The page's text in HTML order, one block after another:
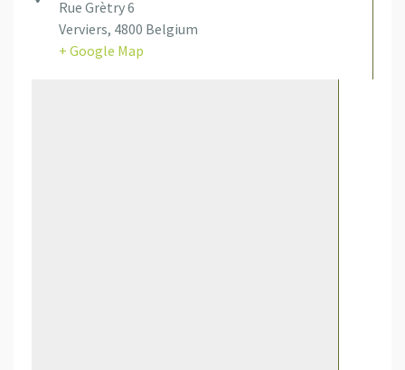
Rue Grètry 6
Verviers, 4800 Belgium
+ Google Map